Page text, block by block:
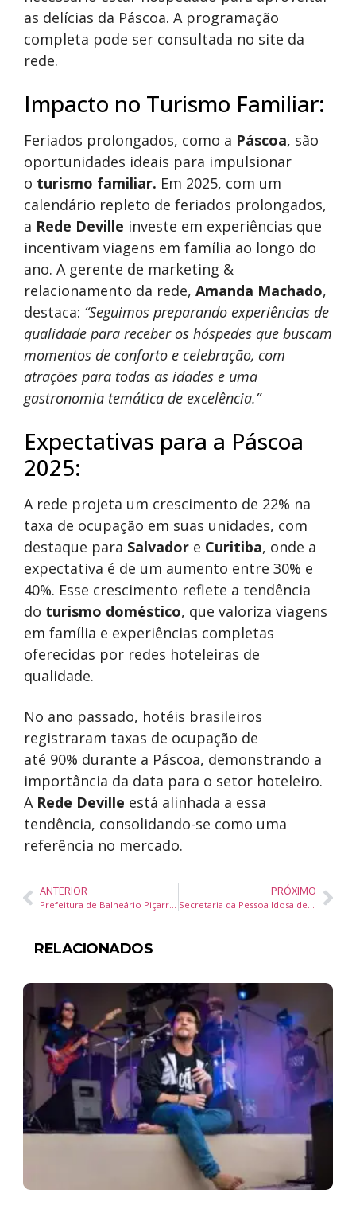
as delícias da Páscoa. A programação
completa pode ser consultada no site da
rede.
Impacto no Turismo Familiar:
Feriados prolongados, como a Páscoa, são
oportunidades ideais para impulsionar
o turismo familiar. Em 2025, com um
calendário repleto de feriados prolongados,
a Rede Deville investe em experiências que
incentivam viagens em família ao longo do
ano. A gerente de marketing &
relacionamento da rede, Amanda Machado,
destaca: “Seguimos preparando experiências de
qualidade para receber os hóspedes que buscam
momentos de conforto e celebração, com
atrações para todas as idades e uma
gastronomia temática de excelência.”
Expectativas para a Páscoa
2025:
A rede projeta um crescimento de 22% na
taxa de ocupação em suas unidades, com
destaque para Salvador e Curitiba, onde a
expectativa é de um aumento entre 30% e
40%. Esse crescimento reflete a tendência
do turismo doméstico, que valoriza viagens
em família e experiências completas
oferecidas por redes hoteleiras de
qualidade.
No ano passado, hotéis brasileiros
registraram taxas de ocupação de
até 90% durante a Páscoa, demonstrando a
importância da data para o setor hoteleiro.
A Rede Deville está alinhada a essa
tendência, consolidando-se como uma
referência no mercado.
ANTERIOR
Prefeitura de Balneário Piçarras abre edital para transporte universitário com vagas para Balneário Camboriú e Navegantes
PRÓXIMO
Secretaria da Pessoa Idosa de Balneário Camboriú retoma sessões de Reiki para idosos
RELACIONADOS